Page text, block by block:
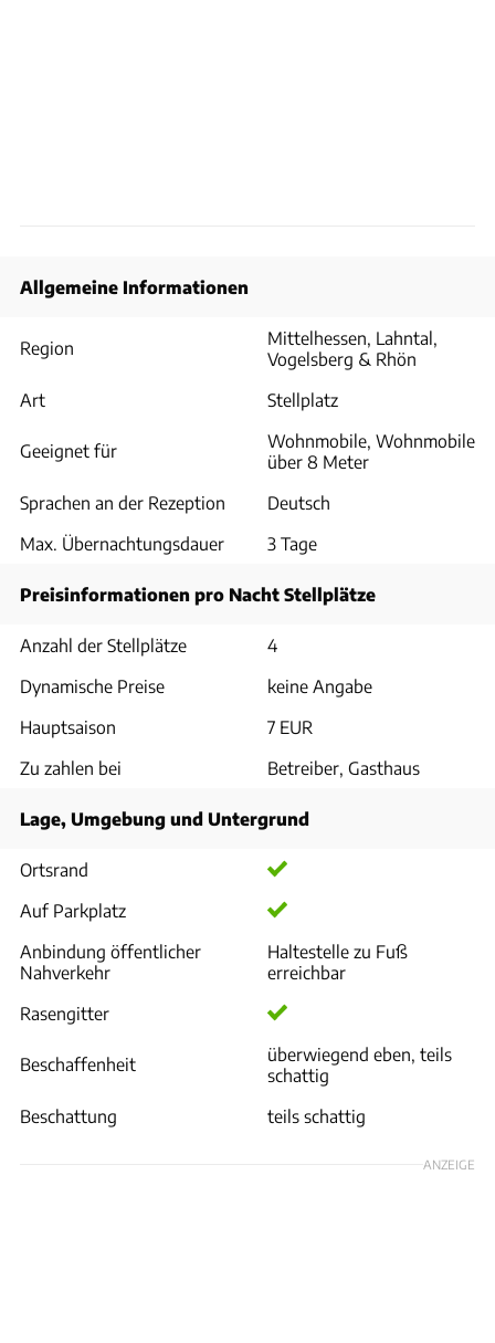
Allgemeine Informationen
Region
Mittelhessen, Lahntal,
Vogelsberg & Rhön
Art
Stellplatz
Geeignet für
Wohnmobile, Wohnmobile
über 8 Meter
Sprachen an der Rezeption
Deutsch
Max. Übernachtungsdauer
3 Tage
Preisinformationen pro Nacht Stellplätze
Anzahl der Stellplätze
4
Dynamische Preise
keine Angabe
Hauptsaison
7 EUR
Zu zahlen bei
Betreiber, Gasthaus
Lage, Umgebung und Untergrund
Ortsrand
Auf Parkplatz
Anbindung öffentlicher
Nahverkehr
Haltestelle zu Fuß
erreichbar
Rasengitter
Beschaffenheit
überwiegend eben, teils
schattig
Beschattung
teils schattig
ANZEIGE